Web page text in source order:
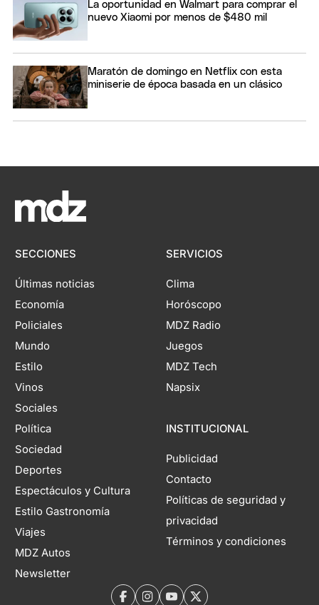
La oportunidad en Walmart para comprar el
nuevo Xiaomi por menos de $480 mil
Maratón de domingo en Netflix con esta
miniserie de época basada en un clásico
SECCIONES
Últimas noticias
Economía
Policiales
Mundo
Estilo
Vinos
Sociales
Política
Sociedad
Deportes
Espectáculos y Cultura
Estilo Gastronomía
Viajes
MDZ Autos
Newsletter
SERVICIOS
Clima
Horóscopo
MDZ Radio
Juegos
MDZ Tech
Napsix
INSTITUCIONAL
Publicidad
Contacto
Políticas de seguridad y
privacidad
Términos y condiciones